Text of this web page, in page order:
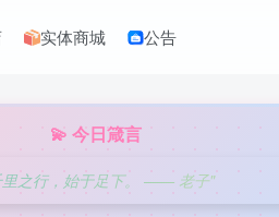
实体商城 公告
💫 今日箴言
里之行，始于足下。 —— 老子"